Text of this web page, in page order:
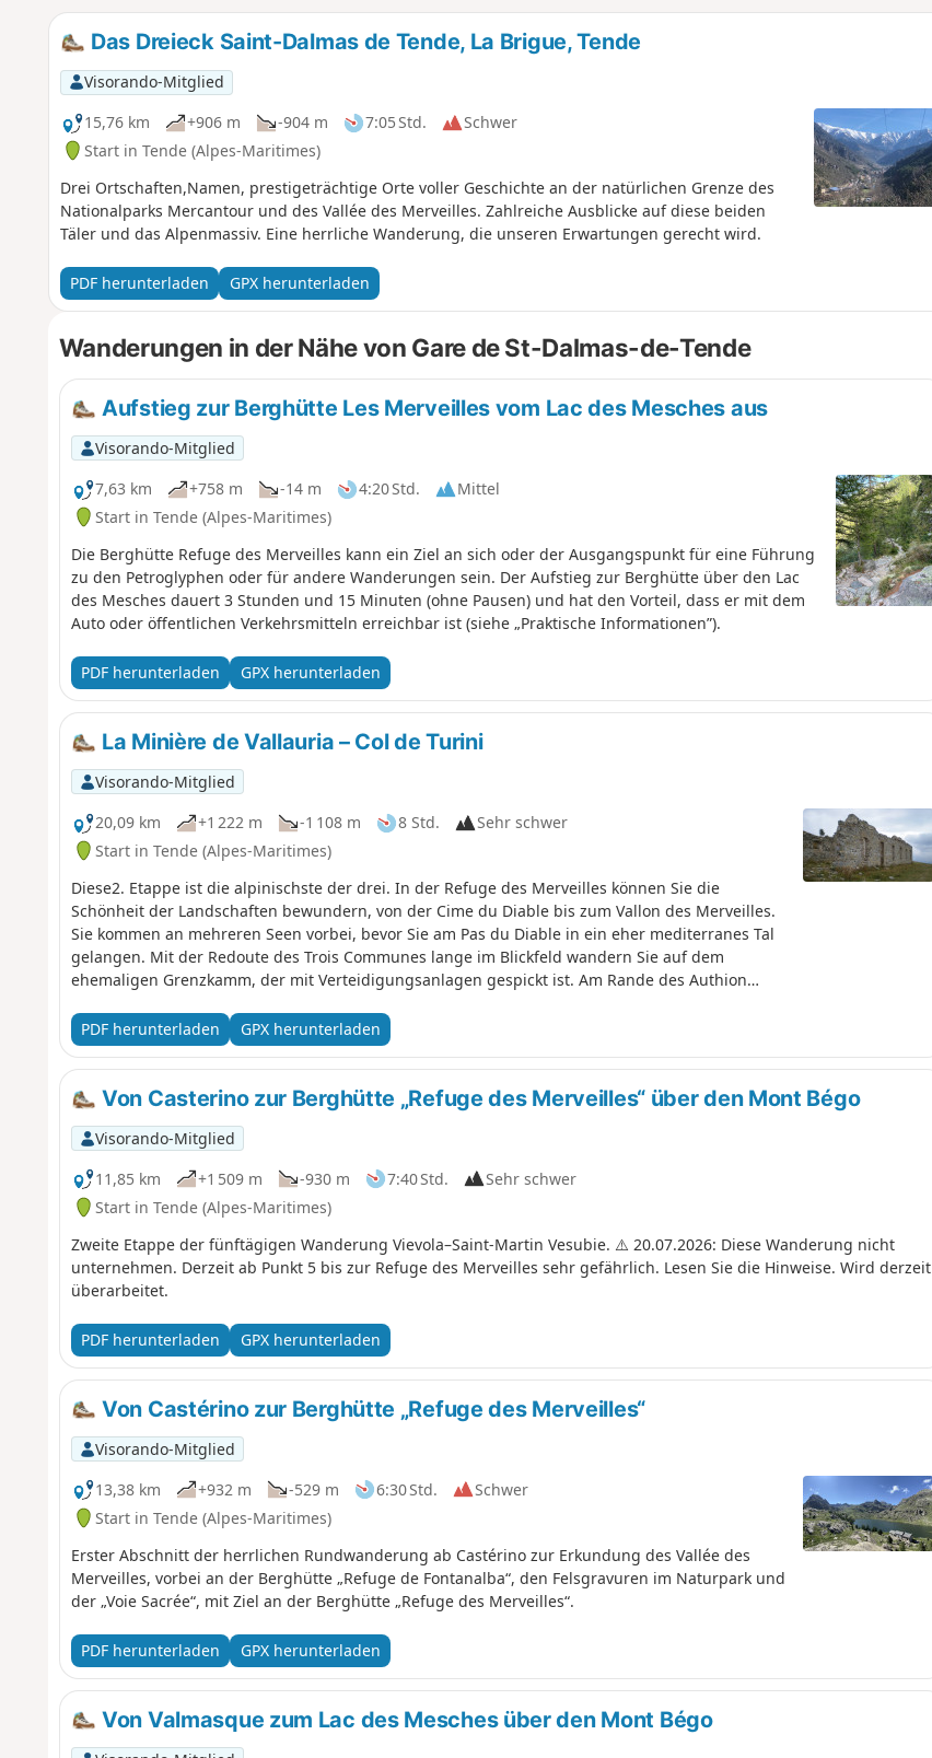
Das Dreieck Saint-Dalmas de Tende, La Brigue, Tende
Visorando-Mitglied
15,76 km
+906 m -904 m 7:05 Std.
Schwer
Start in Tende (Alpes-Maritimes)
Drei Ortschaften,Namen, prestigeträchtige Orte voller Geschichte an der natürlichen Grenze des
Nationalparks Mercantour und des Vallée des Merveilles. Zahlreiche Ausblicke auf diese beiden
Täler und das Alpenmassiv. Eine herrliche Wanderung, die unseren Erwartungen gerecht wird.
PDF herunterladen GPX herunterladen
Wanderungen in der Nähe von Gare de St-Dalmas-de-Tende
Aufstieg zur Berghütte Les Merveilles vom Lac des Mesches aus
Visorando-Mitglied
7,63 km
+758 m -14 m 4:20 Std.
Mittel
Start in Tende (Alpes-Maritimes)
Die Berghütte Refuge des Merveilles kann ein Ziel an sich oder der Ausgangspunkt für eine Führung
zu den Petroglyphen oder für andere Wanderungen sein. Der Aufstieg zur Berghütte über den Lac
des Mesches dauert 3 Stunden und 15 Minuten (ohne Pausen) und hat den Vorteil, dass er mit dem
Auto oder öffentlichen Verkehrsmitteln erreichbar ist (siehe „Praktische Informationen”).
PDF herunterladen GPX herunterladen
La Minière de Vallauria – Col de Turini
Visorando-Mitglied
20,09 km
+1 222 m -1 108 m 8 Std.
Sehr schwer
Start in Tende (Alpes-Maritimes)
Diese2. Etappe ist die alpinischste der drei. In der Refuge des Merveilles können Sie die
Schönheit der Landschaften bewundern, von der Cime du Diable bis zum Vallon des Merveilles.
Sie kommen an mehreren Seen vorbei, bevor Sie am Pas du Diable in ein eher mediterranes Tal
gelangen. Mit der Redoute des Trois Communes lange im Blickfeld wandern Sie auf dem
ehemaligen Grenzkamm, der mit Verteidigungsanlagen gespickt ist. Am Rande des Authion
PDF herunterladen
GPX herunterladen
Von Casterino zur Berghütte „Refuge des Merveilles“ über den Mont Bégo
Visorando-Mitglied
11,85 km
+1 509 m -930 m 7:40 Std.
Sehr schwer
Start in Tende (Alpes-Maritimes)
Zweite Etappe der fünftägigen Wanderung Vievola–Saint-Martin Vesubie. ⚠️ 20.07.2026: Diese Wanderung nicht
unternehmen. Derzeit ab Punkt 5 bis zur Refuge des Merveilles sehr gefährlich. Lesen Sie die Hinweise. Wird derzeit
überarbeitet.
PDF herunterladen GPX herunterladen
Von Castérino zur Berghütte „Refuge des Merveilles“
Visorando-Mitglied
13,38 km
+932 m -529 m 6:30 Std.
Schwer
Start in Tende (Alpes-Maritimes)
Erster Abschnitt der herrlichen Rundwanderung ab Castérino zur Erkundung des Vallée des
Merveilles, vorbei an der Berghütte „Refuge de Fontanalba“, den Felsgravuren im Naturpark und
der „Voie Sacrée“, mit Ziel an der Berghütte „Refuge des Merveilles“.
PDF herunterladen GPX herunterladen
Von Valmasque zum Lac des Mesches über den Mont Bégo